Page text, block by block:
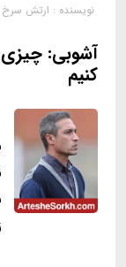
نویسنده : ارتش سرخ
آشوبی: چیزی
کنیم